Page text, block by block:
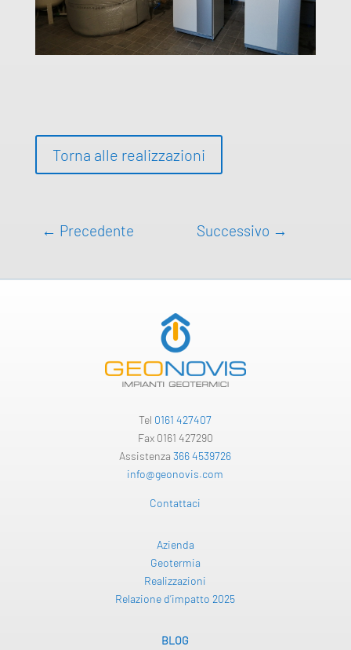
Torna alle realizzazioni
← Precedente Successivo →
Tel 0161 427407
Fax 0161 427290
Assistenza366 4539726
info@geonovis.com
Contattaci
Azienda
Geotermia
Realizzazioni
Relazione d’impatto 2025
BLOG